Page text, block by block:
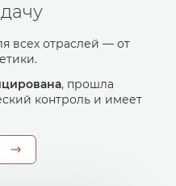
всех отраслей — от
, прошла
контроль и имеет